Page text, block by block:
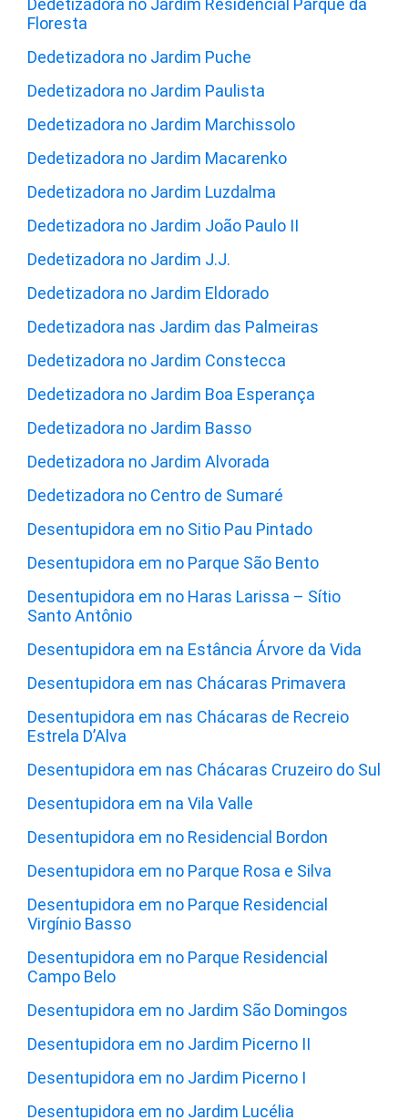
Dedetizadora no Jardim Residencial Parque da
Floresta
Dedetizadora no Jardim Puche
Dedetizadora no Jardim Paulista
Dedetizadora no Jardim Marchissolo
Dedetizadora no Jardim Macarenko
Dedetizadora no Jardim Luzdalma
Dedetizadora no Jardim João Paulo II
Dedetizadora no Jardim J.J.
Dedetizadora no Jardim Eldorado
Dedetizadora nas Jardim das Palmeiras
Dedetizadora no Jardim Constecca
Dedetizadora no Jardim Boa Esperança
Dedetizadora no Jardim Basso
Dedetizadora no Jardim Alvorada
Dedetizadora no Centro de Sumaré
Desentupidora em no Sitio Pau Pintado
Desentupidora em no Parque São Bento
Desentupidora em no Haras Larissa – Sítio
Santo Antônio
Desentupidora em na Estância Árvore da Vida
Desentupidora em nas Chácaras Primavera
Desentupidora em nas Chácaras de Recreio
Estrela D’Alva
Desentupidora em nas Chácaras Cruzeiro do Sul
Desentupidora em na Vila Valle
Desentupidora em no Residencial Bordon
Desentupidora em no Parque Rosa e Silva
Desentupidora em no Parque Residencial
Virgínio Basso
Desentupidora em no Parque Residencial
Campo Belo
Desentupidora em no Jardim São Domingos
Desentupidora em no Jardim Picerno II
Desentupidora em no Jardim Picerno I
Desentupidora em no Jardim Lucélia